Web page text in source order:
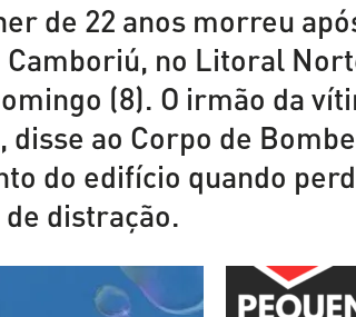
de 22 anos morreu
no Litoral
(8). O irmão da
disse ao Corpo de
do edifício quando
distração.